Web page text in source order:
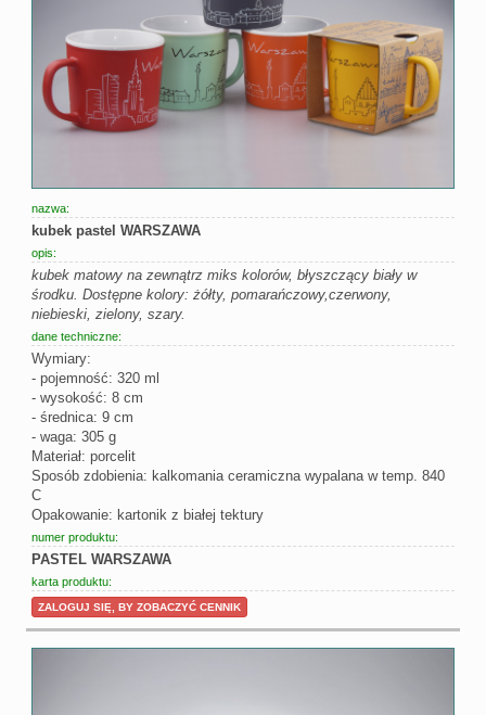
nazwa:
kubek pastel WARSZAWA
opis:
kubek matowy na zewnątrz miks kolorów, błyszczący biały w
środku. Dostępne kolory: żółty, pomarańczowy,czerwony,
niebieski, zielony, szary.
dane techniczne:
Wymiary:
- pojemność: 320 ml
- wysokość: 8 cm
- średnica: 9 cm
- waga: 305 g
Materiał: porcelit
Sposób zdobienia: kalkomania ceramiczna wypalana w temp. 840
C
Opakowanie: kartonik z białej tektury
numer produktu:
PASTEL WARSZAWA
karta produktu:
ZALOGUJ SIĘ, BY ZOBACZYĆ CENNIK